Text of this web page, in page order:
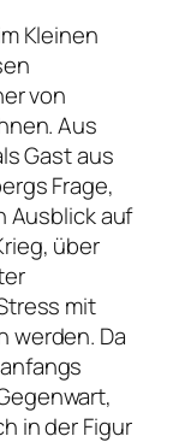
Kleinen
von
Aus
Gast aus
Frage,
Ausblick auf
über
mit
werden. Da
in der Figur